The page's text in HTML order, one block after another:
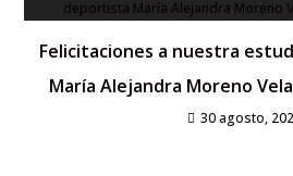
Felicitaciones a nuestra
María Alejandra Moreno
30 agosto,